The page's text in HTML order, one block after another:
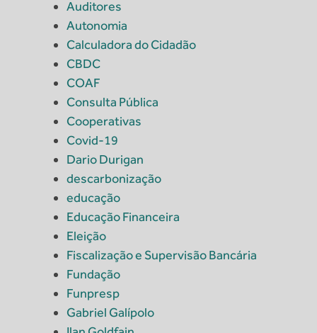
Auditores
Autonomia
Calculadora do Cidadão
CBDC
COAF
Consulta Pública
Cooperativas
Covid-19
Dario Durigan
descarbonização
educação
Educação Financeira
Eleição
Fiscalização e Supervisão Bancária
Fundação
Funpresp
Gabriel Galípolo